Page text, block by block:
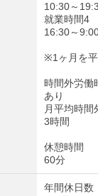
10:30～
就業時間4
16:30～
※1ヶ月を
時間外労働
あり
月平均時間
3時間
休憩時間
60分
年間休日数